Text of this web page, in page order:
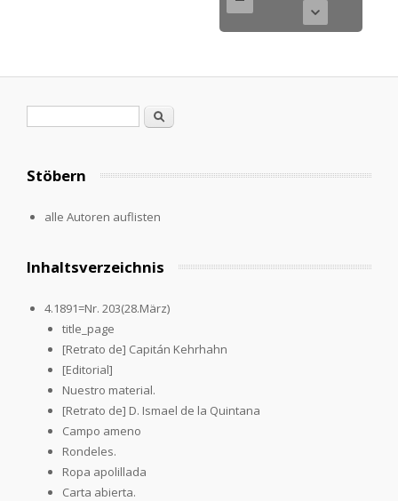
Suche
Stöbern
alle Autoren auflisten
Inhaltsverzeichnis
4.1891=Nr. 203(28.März)
title_page
[Retrato de] Capitán Kehrhahn
[Editorial]
Nuestro material.
[Retrato de] D. Ismael de la Quintana
Campo ameno
Rondeles.
Ropa apolillada
Carta abierta.